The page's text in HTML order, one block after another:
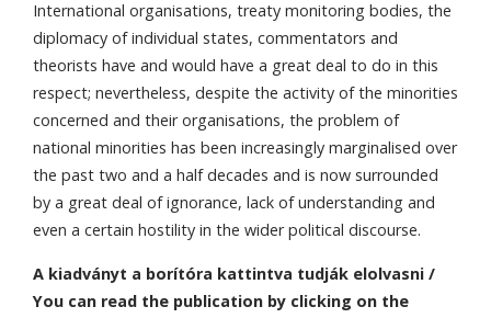
International organisations, treaty monitoring bodies, the
diplomacy of individual states, commentators and
theorists have and would have a great deal to do in this
respect; nevertheless, despite the activity of the minorities
concerned and their organisations, the problem of
national minorities has been increasingly marginalised over
the past two and a half decades and is now surrounded
by a great deal of ignorance, lack of understanding and
even a certain hostility in the wider political discourse.
A kiadványt a borítóra kattintva tudják elolvasni /
You can read the publication by clicking on the